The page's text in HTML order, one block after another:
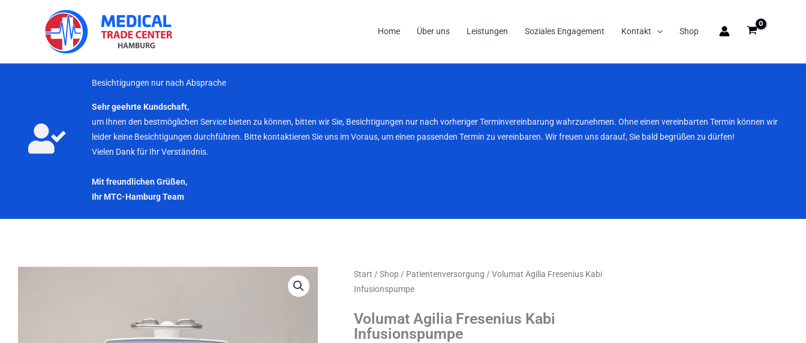
Home Über uns Leistungen Soziales Engagement Kontakt Shop
Besichtigungen nur nach Absprache
Sehr geehrte Kundschaft,
um Ihnen den bestmöglichen Service bieten zu können, bitten wir Sie, Besichtigungen nur nach vorheriger Terminvereinbarung wahrzunehmen. Ohne einen vereinbarten Termin können wir
leider keine Besichtigungen durchführen. Bitte kontaktieren Sie uns im Voraus, um einen passenden Termin zu vereinbaren. Wir freuen uns darauf, Sie bald begrüßen zu dürfen!
Vielen Dank für Ihr Verständnis.
Mit freundlichen Grüßen,
Ihr MTC-Hamburg Team
Start / Shop / Patientenversorgung / Volumat Agilia Fresenius Kabi
Infusionspumpe
Volumat Agilia Fresenius Kabi
Infusionspumpe